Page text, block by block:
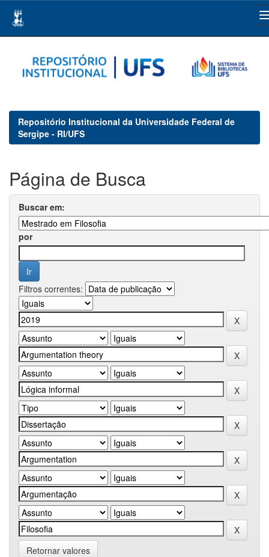
navigation
Repositório Institucional da Universidade Federal de
Sergipe - RI/UFS
Página de Busca
Buscar em:
por
Filtros correntes:
Retornar valores